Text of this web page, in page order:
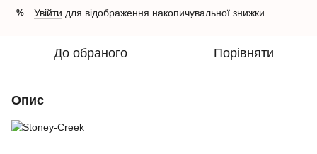
% Увійти для відображення накопичувальної знижки
До обраного Порівняти
Опис